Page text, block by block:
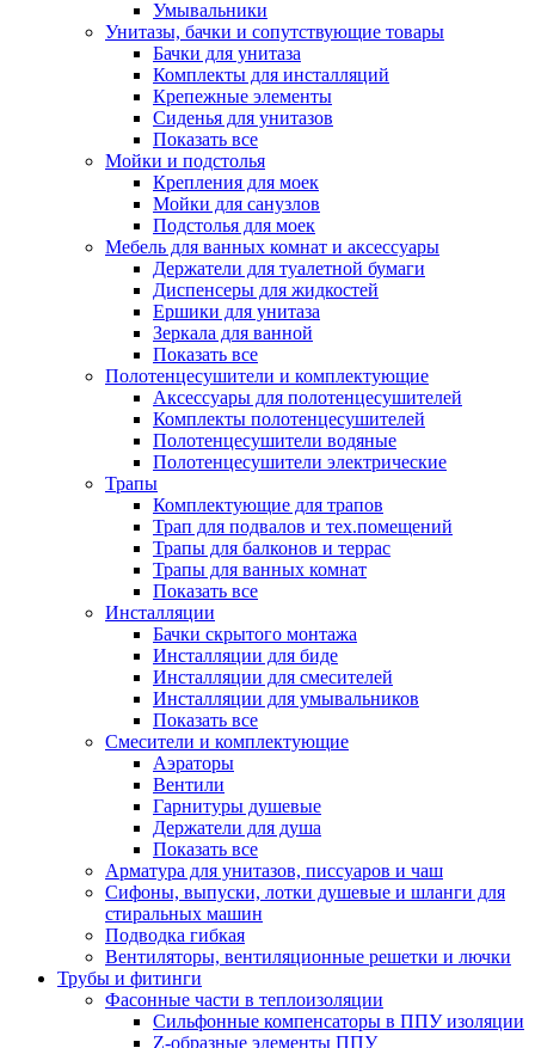
Умывальники
Унитазы, бачки и сопутствующие товары
Бачки для унитаза
Комплекты для инсталляций
Крепежные элементы
Сиденья для унитазов
Показать все
Мойки и подстолья
Крепления для моек
Мойки для санузлов
Подстолья для моек
Мебель для ванных комнат и аксессуары
Держатели для туалетной бумаги
Диспенсеры для жидкостей
Ершики для унитаза
Зеркала для ванной
Показать все
Полотенцесушители и комплектующие
Аксессуары для полотенцесушителей
Комплекты полотенцесушителей
Полотенцесушители водяные
Полотенцесушители электрические
Трапы
Комплектующие для трапов
Трап для подвалов и тех.помещений
Трапы для балконов и террас
Трапы для ванных комнат
Показать все
Инсталляции
Бачки скрытого монтажа
Инсталляции для биде
Инсталляции для смесителей
Инсталляции для умывальников
Показать все
Смесители и комплектующие
Аэраторы
Вентили
Гарнитуры душевые
Держатели для душа
Показать все
Арматура для унитазов, писсуаров и чаш
Сифоны, выпуски, лотки душевые и шланги для
стиральных машин
Подводка гибкая
Вентиляторы, вентиляционные решетки и лючки
Трубы и фитинги
Фасонные части в теплоизоляции
Cильфонные компенсаторы в ППУ изоляции
Z-образные элементы ППУ